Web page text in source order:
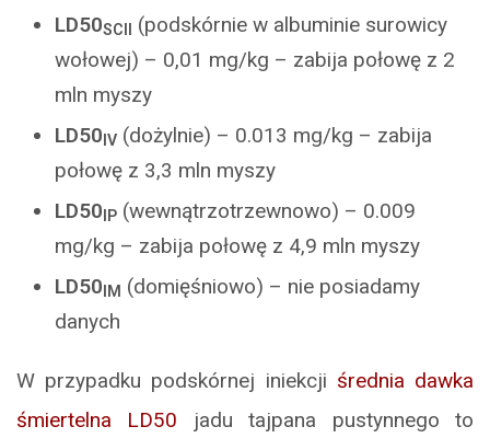
LD50SCII
(podskórnie w albuminie surowicy
wołowej) – 0,01 mg/kg – zabija połowę z 2
mln myszy
LD50 IV (dożylnie) – 0.013 mg/kg – zabija
połowę z 3,3 mln myszy
LD50 IP (wewnątrzotrzewnowo) – 0.009
mg/kg – zabija połowę z 4,9 mln myszy
LD50 IM (domięśniowo) – nie posiadamy
danych
W przypadku podskórnej iniekcji średnia dawka
śmiertelna LD50 jadu tajpana pustynnego to